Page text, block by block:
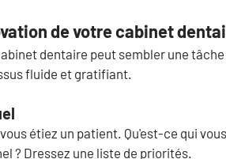
de votre cabinet
dentaire peut sembler une
fluide et gratifiant.
étiez un patient. Qu'est-ce qui
? Dressez une liste de priorités.